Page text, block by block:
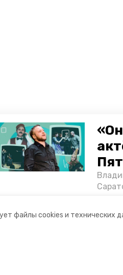
файлы cookies и технических